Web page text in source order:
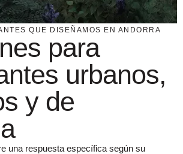
QUE DISEÑAMOS EN ANDORRA
para
urbanos,
y de
una respuesta específica según su